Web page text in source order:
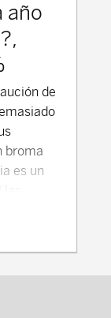
año
de
broma
es un
la
vivir